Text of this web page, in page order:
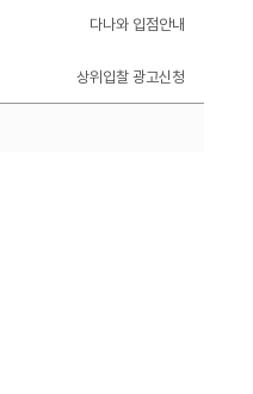
다나와 입점안내
상위입찰 광고신청